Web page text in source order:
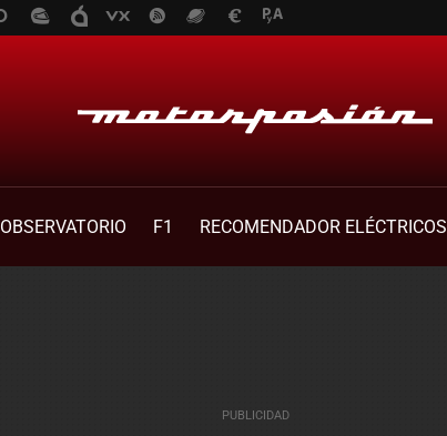
OBSERVATORIO F1
RECOMENDADOR ELÉCTRICOS